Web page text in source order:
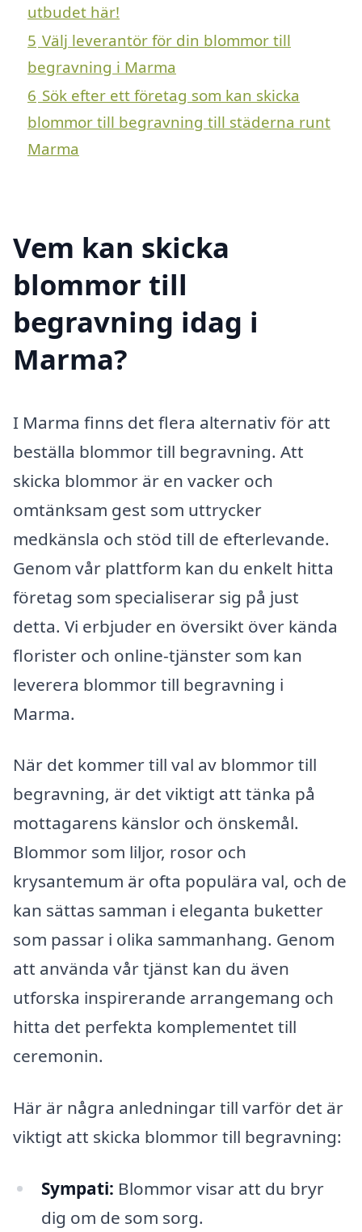
utbudet här!
5 Välj leverantör för din blommor till
begravning i Marma
6 Sök efter ett företag som kan skicka
blommor till begravning till städerna runt
Marma
Vem kan skicka
blommor till
begravning idag i
Marma?
I Marma finns det flera alternativ för att
beställa blommor till begravning. Att
skicka blommor är en vacker och
omtänksam gest som uttrycker
medkänsla och stöd till de efterlevande.
Genom vår plattform kan du enkelt hitta
företag som specialiserar sig på just
detta. Vi erbjuder en översikt över kända
florister och online-tjänster som kan
leverera blommor till begravning i
Marma.
När det kommer till val av blommor till
begravning, är det viktigt att tänka på
mottagarens känslor och önskemål.
Blommor som liljor, rosor och
krysantemum är ofta populära val, och de
kan sättas samman i eleganta buketter
som passar i olika sammanhang. Genom
att använda vår tjänst kan du även
utforska inspirerande arrangemang och
hitta det perfekta komplementet till
ceremonin.
Här är några anledningar till varför det är
viktigt att skicka blommor till begravning:
Sympati: Blommor visar att du bryr
dig om de som sorg.